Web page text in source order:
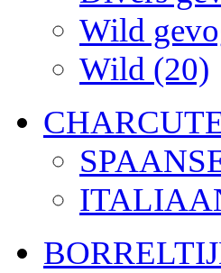
Wild
Wild (20)